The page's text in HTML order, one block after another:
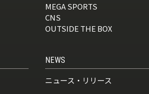
MEGA SPORTS
CNS
OUTSIDE THE BOX
NEWS
ニュース・リリース